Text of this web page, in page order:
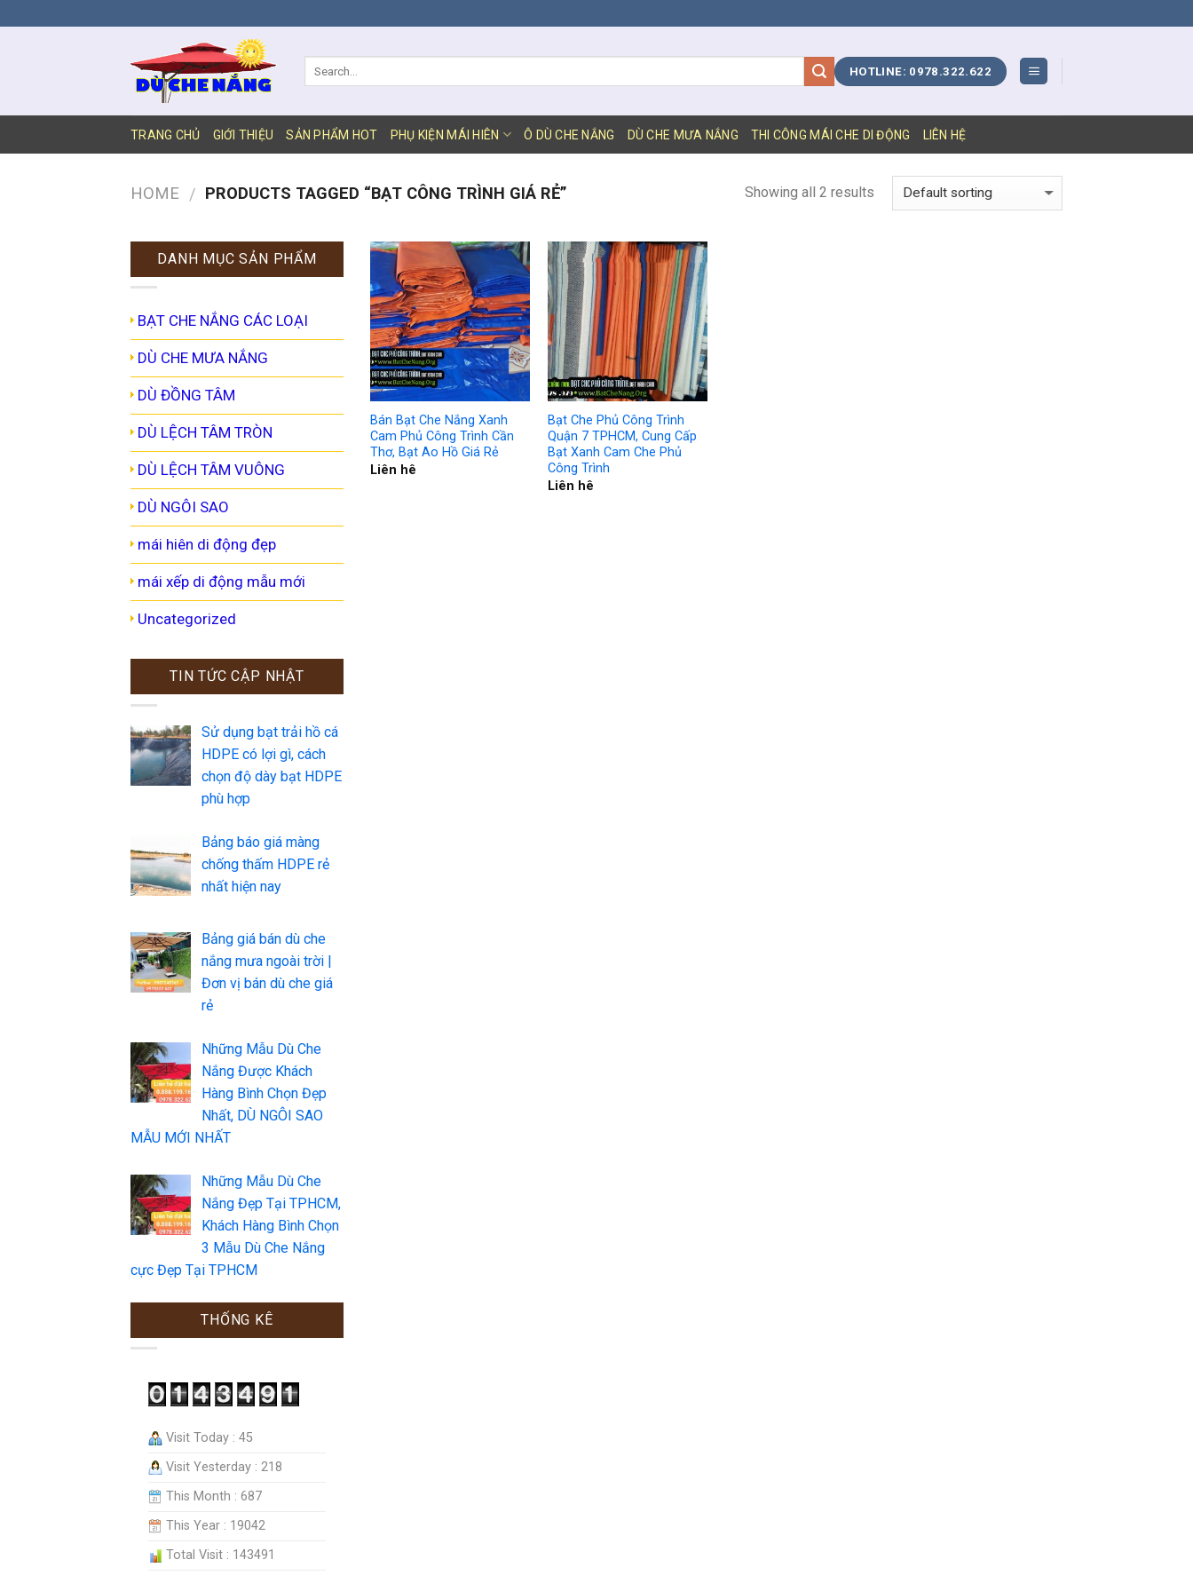
VỤ
HÒA
HOTLINE: 0978.322.622
TRANG CHỦ GIỚI THIỆU SẢN PHẨM HOT PHỤ KIỆN MÁI HIÊN Ô DÙ CHE NẮNG DÙ CHE MƯA NẮNG THI CÔNG MÁI CHE DI ĐỘNG LIÊN HỆ
HOME / PRODUCTS TAGGED “BẠT CÔNG TRÌNH GIÁ RẺ” Showing all 2 results
DANH MỤC SẢN PHẨM
BẠT CHE NẮNG CÁC LOẠI
DÙ CHE MƯA NẮNG
DÙ ĐỒNG TÂM
DÙ LỆCH TÂM TRÒN
DÙ LỆCH TÂM VUÔNG
DÙ NGÔI SAO
mái hiên di động đẹp
mái xếp di động mẫu mới
Uncategorized
TIN TỨC CẬP NHẬT
Sử dụng bạt trải hồ cá
HDPE có lợi gì, cách
chọn độ dày bạt HDPE
phù hợp
Bảng báo giá màng
chống thấm HDPE rẻ
nhất hiện nay
Bảng giá bán dù che
nắng mưa ngoài trời |
Đơn vị bán dù che giá
rẻ
Những Mẫu Dù Che
Nắng Được Khách
Hàng Bình Chọn Đẹp
Nhất, DÙ NGÔI SAO
MẪU MỚI NHẤT
Những Mẫu Dù Che
Nắng Đẹp Tại TPHCM,
Khách Hàng Bình Chọn
3 Mẫu Dù Che Nắng
cực Đẹp Tại TPHCM
THỐNG KÊ
Visit Today : 45
Visit Yesterday : 218
This Month : 687
This Year : 19042
Total Visit : 143491
Bán Bạt Che Nắng Xanh
Cam Phủ Công Trình Cần
Thơ, Bạt Ao Hồ Giá Rẻ
Liên hê
Bạt Che Phủ Công Trình
Quận 7 TPHCM, Cung Cấp
Bạt Xanh Cam Che Phủ
Công Trình
Liên hê